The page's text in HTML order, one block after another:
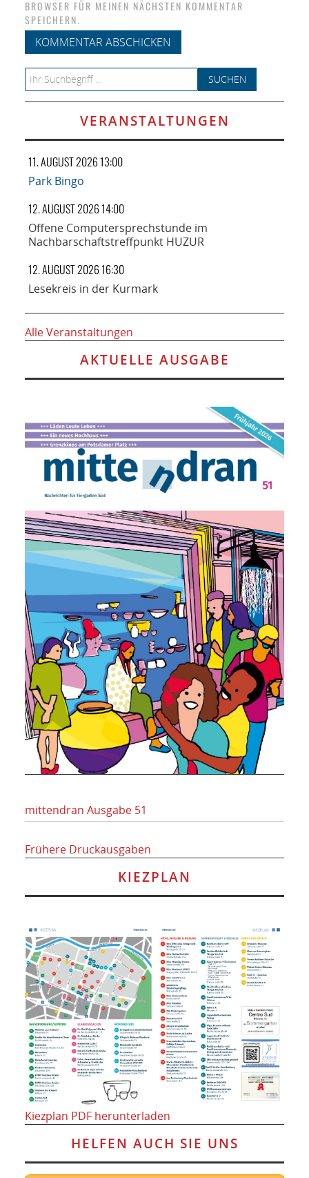
BROWSER FÜR MEINEN NÄCHSTEN KOMMENTAR
SPEICHERN.
Search for:
VERANSTALTUNGEN
11. AUGUST 2026 13:00
Park Bingo
12. AUGUST 2026 14:00
Offene Computersprechstunde im
Nachbarschaftstreffpunkt HUZUR
12. AUGUST 2026 16:30
Lesekreis in der Kurmark
Alle Veranstaltungen
AKTUELLE AUSGABE
mittendran Ausgabe 51
Frühere Druckausgaben
KIEZPLAN
Kiezplan PDF herunterladen
HELFEN AUCH SIE UNS